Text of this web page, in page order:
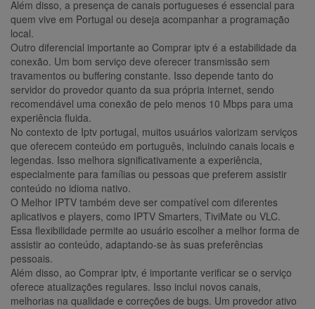
Além disso, a presença de canais portugueses é essencial para
quem vive em Portugal ou deseja acompanhar a programação
local.
Outro diferencial importante ao Comprar iptv é a estabilidade da
conexão. Um bom serviço deve oferecer transmissão sem
travamentos ou buffering constante. Isso depende tanto do
servidor do provedor quanto da sua própria internet, sendo
recomendável uma conexão de pelo menos 10 Mbps para uma
experiência fluida.
No contexto de Iptv portugal, muitos usuários valorizam serviços
que oferecem conteúdo em português, incluindo canais locais e
legendas. Isso melhora significativamente a experiência,
especialmente para famílias ou pessoas que preferem assistir
conteúdo no idioma nativo.
O Melhor IPTV também deve ser compatível com diferentes
aplicativos e players, como IPTV Smarters, TiviMate ou VLC.
Essa flexibilidade permite ao usuário escolher a melhor forma de
assistir ao conteúdo, adaptando-se às suas preferências
pessoais.
Além disso, ao Comprar iptv, é importante verificar se o serviço
oferece atualizações regulares. Isso inclui novos canais,
melhorias na qualidade e correções de bugs. Um provedor ativo